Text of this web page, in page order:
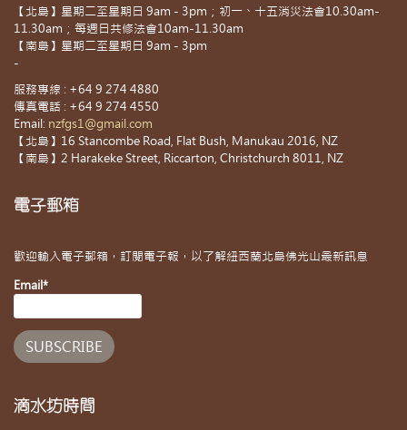
【北島】星期二至星期日 9am - 3pm；初一、十五消災法會10.30am-
11.30am；每週日共修法會10am-11.30am
【南島】星期二至星期日 9am - 3pm
-
服務專線 : +64 9 274 4880
傳真電話 : +64 9 274 4550
Email: nzfgs1@gmail.com
【北島】16 Stancombe Road, Flat Bush, Manukau 2016, NZ
【南島】2 Harakeke Street, Riccarton, Christchurch 8011, NZ
電子郵箱
歡迎輸入電子郵箱，訂閱電子報，以了解紐西蘭北島佛光山最新訊息
Email*
滴水坊時間